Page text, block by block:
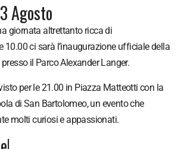
Agosto
giornata altrettanto ricca di
10.00 ci sarà l’inaugurazione ufficiale della
il Parco Alexander Langer.
per le 21.00 in Piazza Matteotti con la
di San Bartolomeo, un evento che
molti curiosi e appassionati.